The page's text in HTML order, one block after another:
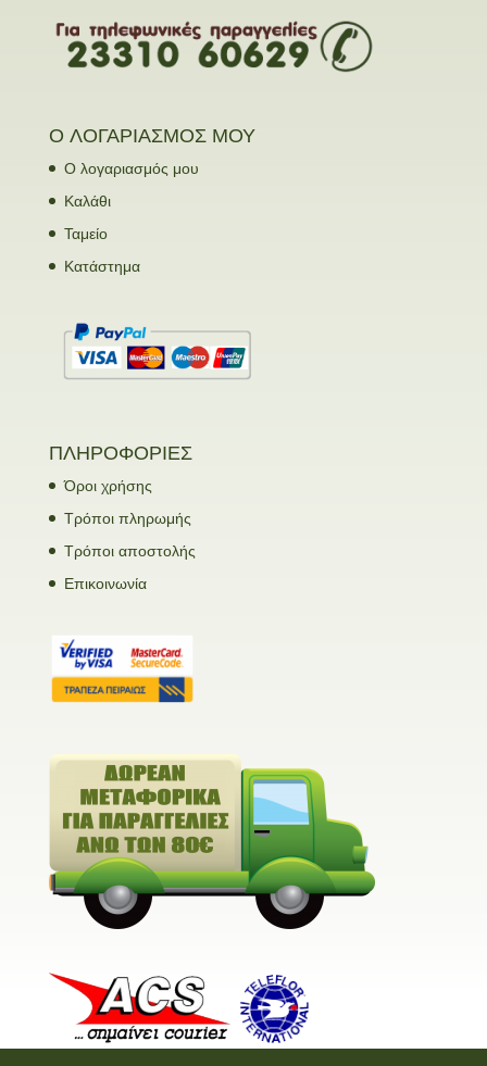
Ο ΛΟΓΑΡΙΑΣΜΟΣ ΜΟΥ
Ο λογαριασμός μου
Καλάθι
Ταμείο
Κατάστημα
ΠΛΗΡΟΦΟΡΙΕΣ
Όροι χρήσης
Τρόποι πληρωμής
Τρόποι αποστολής
Επικοινωνία